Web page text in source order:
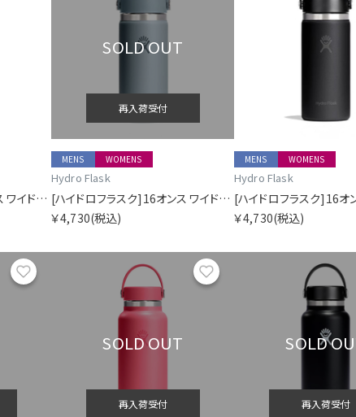
[ハイドロフラスク]16オンス ワイドマウス
SOLD OUT
再入荷受付
MENS WOMENS
Hydro Flask
[ハイドロフラスク]16オンス ワイドマウス
￥4,730(税込)
MENS WOMENS
Hydro Flask
￥4,730(税込)
SOLD OUT
再入荷受付
SOLD
再入荷受付